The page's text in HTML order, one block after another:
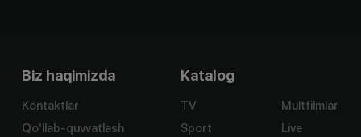
Biz haqimizda
Kontaktlar
Qo'llab-quvvatlash
Katalog
TV
Sport
Multfilmlar
Live